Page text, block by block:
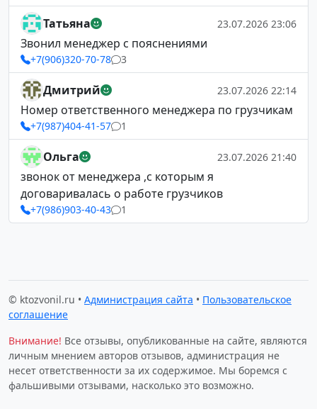
Татьяна 23.07.2026 23:06
Звонил менеджер с пояснениями
+7(906)320-70-78 3
Дмитрий 23.07.2026 22:14
Номер ответственного менеджера по грузчикам
+7(987)404-41-57 1
Ольга 23.07.2026 21:40
звонок от менеджера ,с которым я
договаривалась о работе грузчиков
+7(986)903-40-43 1
© ktozvonil.ru • Администрация сайта • Пользовательское
соглашение
Внимание! Все отзывы, опубликованные на сайте, являются
личным мнением авторов отзывов, администрация не
несет ответственности за их содержимое. Мы боремся с
фальшивыми отзывами, насколько это возможно.